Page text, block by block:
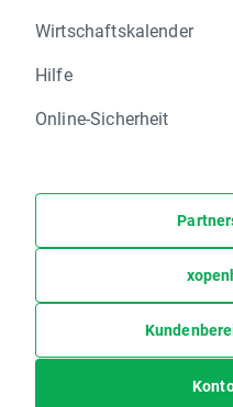
Wirtschaftskalender
Hilfe
Online-Sicherheit